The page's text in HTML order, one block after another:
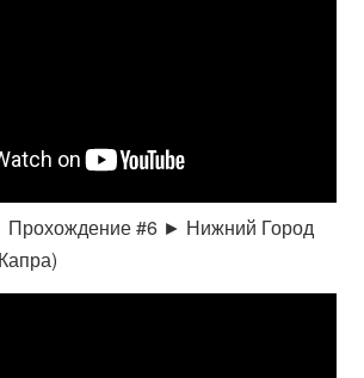
Прохождение #6 ► Нижний Город